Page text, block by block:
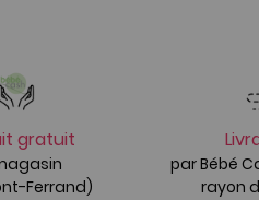
gratuit
Ferrand)
par Bébé
rayon